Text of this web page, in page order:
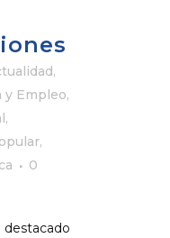
,
y Empleo,
,
,
0
destacado